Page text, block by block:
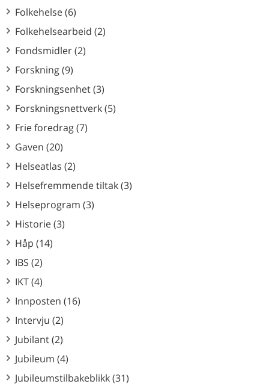
Folkehelse (6)
Folkehelsearbeid (2)
Fondsmidler (2)
Forskning (9)
Forskningsenhet (3)
Forskningsnettverk (5)
Frie foredrag (7)
Gaven (20)
Helseatlas (2)
Helsefremmende tiltak (3)
Helseprogram (3)
Historie (3)
Håp (14)
IBS (2)
IKT (4)
Innposten (16)
Intervju (2)
Jubilant (2)
Jubileum (4)
Jubileumstilbakeblikk (31)